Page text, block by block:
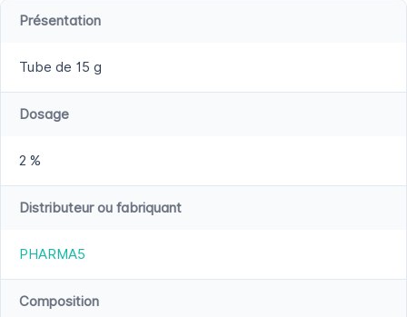
Présentation
Tube de 15 g
Dosage
2 %
Distributeur ou fabriquant
PHARMA5
Composition